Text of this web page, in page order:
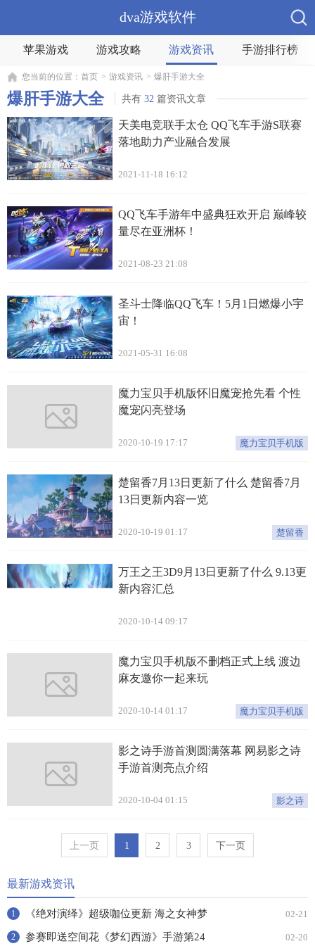
dva游戏软件
苹果游戏 游戏攻略 游戏资讯 手游排行榜
您当前的位置： 首页 > 游戏资讯 > 爆肝手游大全
爆肝手游大全 共有 32 篇资讯文章
天美电竞联手太仓 QQ飞车手游S联赛
落地助力产业融合发展
2021-11-18 16:12
QQ飞车手游年中盛典狂欢开启 巅峰较
量尽在亚洲杯！
2021-08-23 21:08
圣斗士降临QQ飞车！5月1日燃爆小宇
宙！
2021-05-31 16:08
魔力宝贝手机版怀旧魔宠抢先看 个性
魔宠闪亮登场
2020-10-19 17:17 魔力宝贝手机版
楚留香7月13日更新了什么 楚留香7月
13日更新内容一览
2020-10-19 01:17 楚留香
万王之王3D9月13日更新了什么 9.13更
新内容汇总
2020-10-14 09:17
魔力宝贝手机版不删档正式上线 渡边
麻友邀你一起来玩
2020-10-14 01:17 魔力宝贝手机版
影之诗手游首测圆满落幕 网易影之诗
手游首测亮点介绍
2020-10-04 01:15 影之诗
上一页 1 2 3 下一页
最新游戏资讯
1 《绝对演绎》超级咖位更新 海之女神梦
幻时装免费拿！
02-21
2 参赛即送空间花《梦幻西游》手游第24 02-20